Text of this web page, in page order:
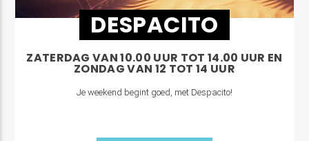
DESPACITO
ZATERDAG VAN 10.00 UUR TOT 14.00 UUR EN
ZONDAG VAN 12 TOT 14 UUR
Je weekend begint goed, met Despacito!